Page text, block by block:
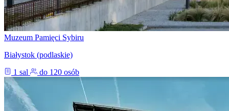
Muzeum Pamięci Sybiru
Białystok (podlaskie)
1 sal
do 120 osób